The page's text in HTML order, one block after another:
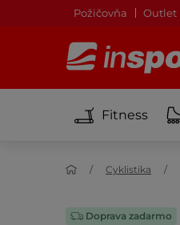
Požičovňa Outlet
Fitness
Cyklistika
Doprava zadarmo